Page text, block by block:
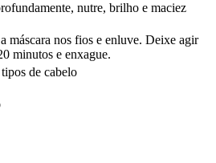
nutre, brilho e maciez
máscara nos fios e enluve. Deixe agir
minutos e enxague.
de cabelo